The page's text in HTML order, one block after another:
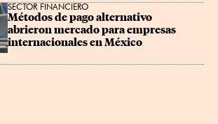
SECTOR FINANCIERO
Métodos de pago alternativo
abrieron mercado para empresas
internacionales en México